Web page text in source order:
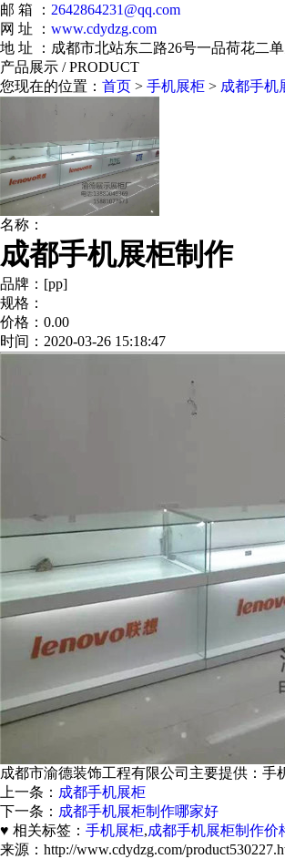
邮 箱 ： 2642864231@qq.com
网 址 ： www.cdydzg.com
地 址 ：成都市北站东二路26号一品荷花二单
产品展示 / PRODUCT
您现在的位置： 首页 > 手机展柜 > 成都手机
名称：
成都手机展柜制作
品牌：[pp]
规格：
价格：0.00
时间：2020-03-26 15:18:47
成都市渝德装饰工程有限公司主要提供：手
上一条： 成都手机展柜
下一条： 成都手机展柜制作哪家好
♥ 相关标签： 手机展柜,成都手机展柜制作价
来源：http://www.cdydzg.com/